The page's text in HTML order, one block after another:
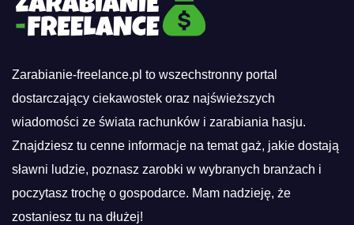
Zarabianie-freelance.pl to wszechstronny portal
dostarczający ciekawostek oraz najświeższych
wiadomości ze świata rachunków i zarabiania hasju.
Znajdziesz tu cenne informacje na temat gaż, jakie dostają
sławni ludzie, poznasz zarobki w wybranych branżach i
poczytasz trochę o gospodarce. Mam nadzieję, że
zostaniesz tu na dłużej!